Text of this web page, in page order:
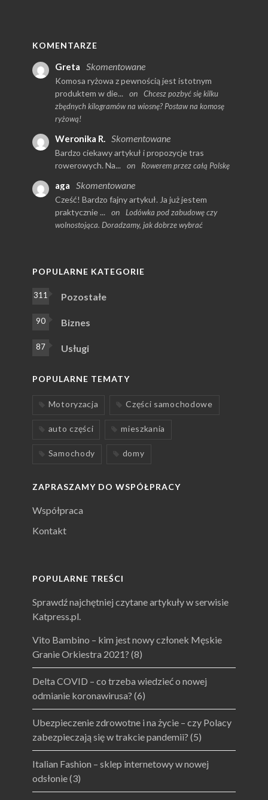
KOMENTARZE
Greta Skomentowane
Komosa ryżowa z pewnością jest istotnym
produktem w die...
on
Chcesz pozbyć się kilku
zbędnych kilogramów na wiosnę? Postaw na komosę
ryżową!
Weronika R. Skomentowane
Bardzo ciekawy artykuł i propozycje tras
rowerowych. Na...
on Rowerem przez całą Polskę
aga Skomentowane
Cześć! Bardzo fajny artykuł. Ja już jestem
praktycznie ...
on
Lodówka pod zabudowę czy
wolnostojąca. Doradzamy, jak dobrze wybrać
POPULARNE KATEGORIE
311 Pozostałe
90 Biznes
87 Usługi
POPULARNE TEMATY
Motoryzacja Części samochodowe
auto części mieszkania
Samochody domy
ZAPRASZAMY DO WSPÓŁPRACY
Współpraca
Kontakt
POPULARNE TREŚCI
Sprawdź najchętniej czytane artykuły w serwisie
Katpress.pl.
Vito Bambino – kim jest nowy członek Męskie
Granie Orkiestra 2021? (8)
Delta COVID – co trzeba wiedzieć o nowej
odmianie koronawirusa? (6)
Ubezpieczenie zdrowotne i na życie – czy Polacy
zabezpieczają się w trakcie pandemii? (5)
Italian Fashion – sklep internetowy w nowej
odsłonie(3)